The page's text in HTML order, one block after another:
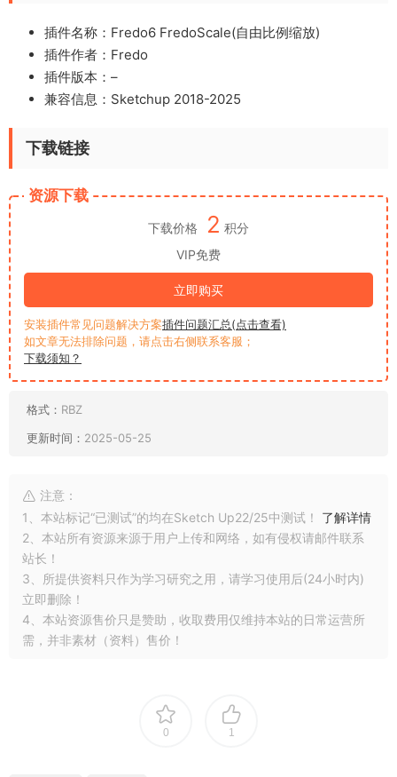
插件名称：Fredo6 FredoScale(自由比例缩放)
插件作者： Fredo
插件版本：–
兼容信息：Sketchup 2018-2025
下载链接
资源下载
下载价格 2 积分
VIP免费
立即购买
安装插件常见问题解决方案插件问题汇总(点击查看)
如文章无法排除问题，请点击右侧联系客服；
下载须知？
格式： RBZ
更新时间： 2025-05-25
注意：
1、本站标记“已测试”的均在Sketch Up22/25中测试！ 了解详情
2、本站所有资源来源于用户上传和网络，如有侵权请邮件联系
站长！
3、所提供资料只作为学习研究之用，请学习使用后(24小时内)
立即删除！
4、本站资源售价只是赞助，收取费用仅维持本站的日常运营所
需，并非素材（资料）售价！
0 1